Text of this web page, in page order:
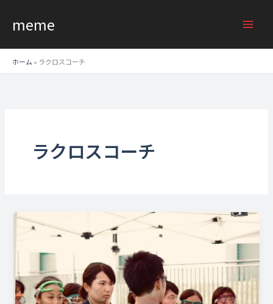
ス
meme
ホーム » ラクロスコーチ
ラクロスコーチ
東
大
ラ
ク